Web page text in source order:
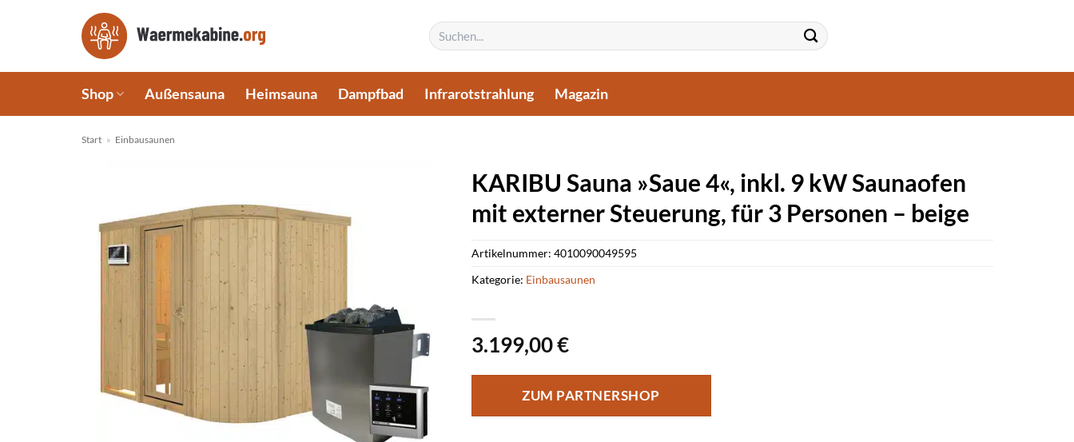
Suchen
nach:
Shop Außensauna Heimsauna Dampfbad Infrarotstrahlung Magazin
Start » Einbausaunen
KARIBU Sauna »Saue 4«, inkl. 9 kW Saunaofen
mit externer Steuerung, für 3 Personen – beige
3.199,00€
ZUM PARTNERSHOP
Artikelnummer: 4010090049595
Kategorie: Einbausaunen